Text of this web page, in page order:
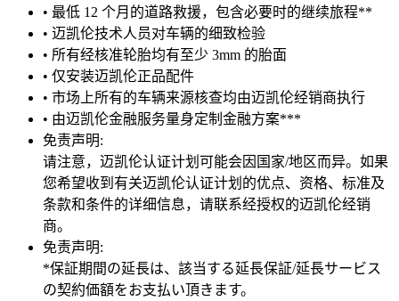
• 最低 12 个月的道路救援，包含必要时的继续旅程**
• 迈凯伦技术人员对车辆的细致检验
• 所有经核准轮胎均有至少 3mm 的胎面
• 仅安装迈凯伦正品配件
• 市场上所有的车辆来源核查均由迈凯伦经销商执行
• 由迈凯伦金融服务量身定制金融方案***
免责声明:
请注意，迈凯伦认证计划可能会因国家/地区而异。如果
您希望收到有关迈凯伦认证计划的优点、资格、标准及
条款和条件的详细信息，请联系经授权的迈凯伦经销
商。
免责声明:
*保証期間の延長は、該当する延長保証/延長サービス
の契約価額をお支払い頂きます。